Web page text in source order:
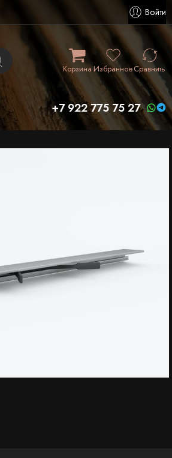
Войти
КорзинаИзбранноеСравнить
+7 922 775 75 27